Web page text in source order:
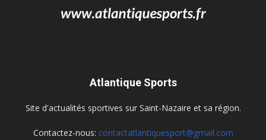
Atlantique Sports
Site d'actualités sportives sur Saint-Nazaire et sa région.
Contactez-nous: contactatlantiquesport@gmail.com